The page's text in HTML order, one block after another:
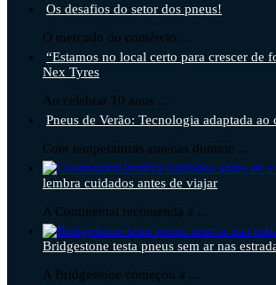
Os desafios do setor dos pneus!
O mercado do comércio ...
“Estamos no local certo para crescer de
Nex Tyres
Ao celebrar 10 anos ...
Pneus de Verão: Tecnologia adaptada
Com temperaturas amenas durante ...
lembra cuidados antes de viajar
A Continental recomenda a ...
Bridgestone testa pneus sem ar nas
A Bridgestone começou a ...